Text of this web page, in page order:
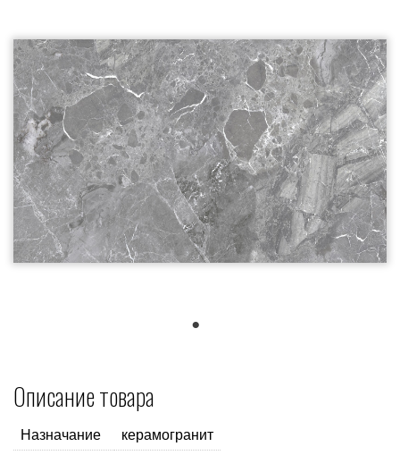
Описание товара
Назначание
керамогранит